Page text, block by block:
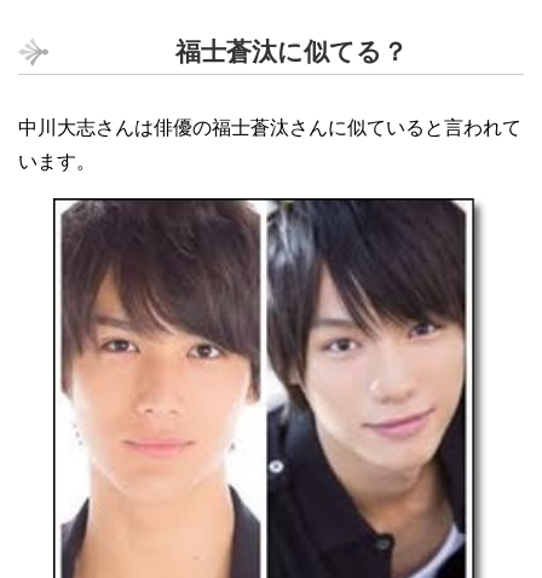
福士蒼汰に似てる？
中川大志さんは俳優の福士蒼汰さんに似ていると言われて
います。